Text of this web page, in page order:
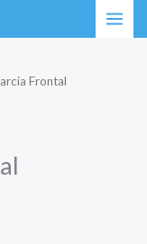
Frontal